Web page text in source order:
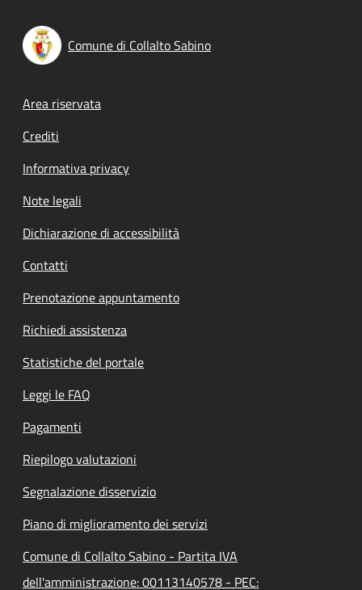
Comune di Collalto Sabino
Footer menu
Area riservata
Crediti
Informativa privacy
Note legali
Dichiarazione di accessibilità
Contatti
Prenotazione appuntamento
Richiedi assistenza
Statistiche del portale
Leggi le FAQ
Pagamenti
Riepilogo valutazioni
Segnalazione disservizio
Piano di miglioramento dei servizi
Comune di Collalto Sabino - Partita IVA
dell'amministrazione: 00113140578 - PEC: